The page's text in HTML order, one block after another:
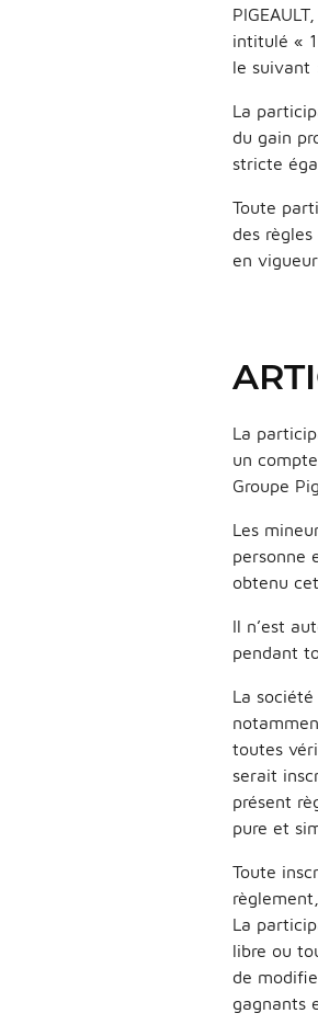
intitulé «
le suivant
La
du gain
stricte
Toute
des
en
La
un
Groupe
Les
personne
obtenu
Il n’est
pendant
La
toutes
serait
présent
pure et
Toute
La
libre ou
de
gagnants